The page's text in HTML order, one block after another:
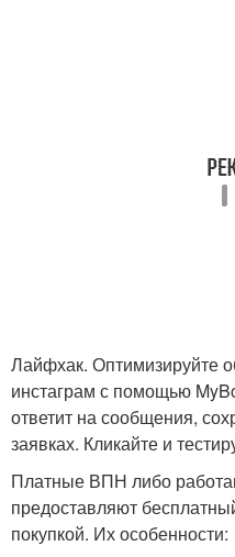
Лайфхак. Оптимизируйте
инстаграм с помощью
ответит на сообщения,
заявках. Кликайте и
Платные ВПН либо
предоставляют
покупкой. Их особенности: